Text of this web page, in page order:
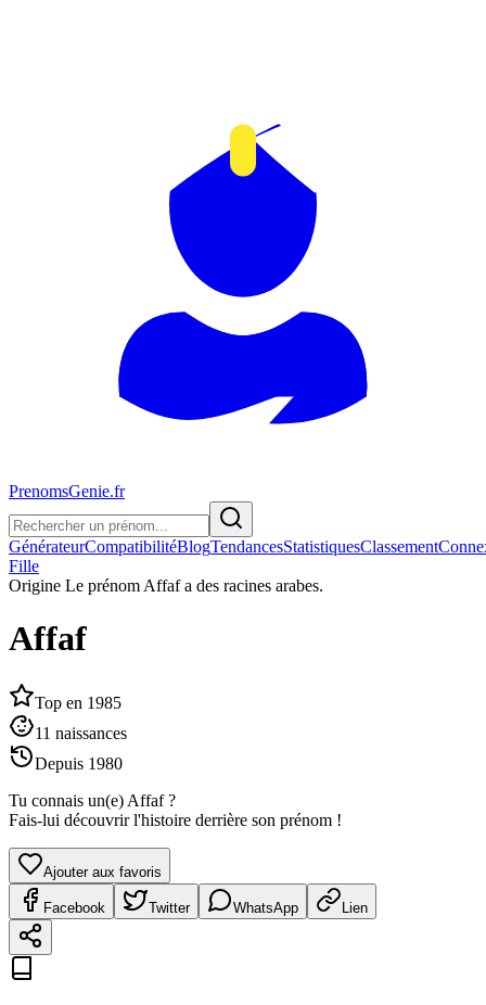
PrenomsGenie.fr
GénérateurCompatibilitéBlogTendancesStatistiquesClassement
Fille
Origine Le prénom Affaf a des racines arabes.
Affaf
Top en 1985
11 naissances
Depuis 1980
Tu connais un(e) Affaf?
Fais-lui découvrir l'histoire derrière son prénom !
Ajouter aux favoris
Facebook Twitter WhatsApp Lien